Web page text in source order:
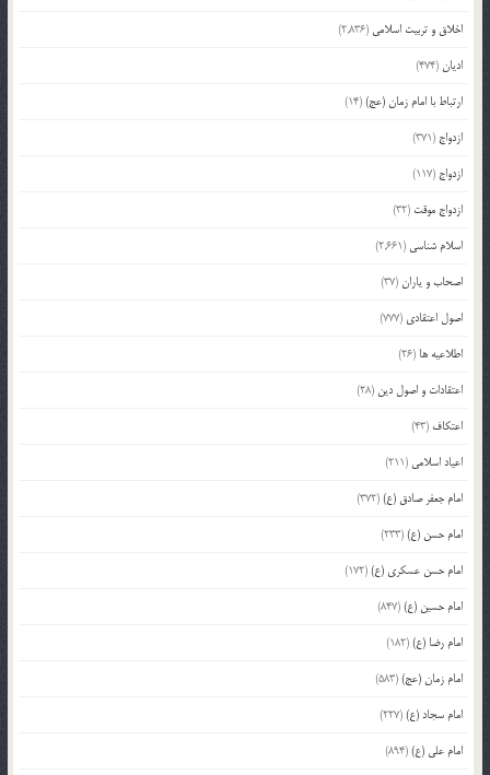
اخلاق و تربیت اسلامی (2,836)
ادیان(474)
ارتباط با امام زمان (عج)(14)
ازدواج (371)
ازدواج (117)
ازدواج موقت (32)
اسلام شناسی (2,661)
اصحاب و یاران(37)
اصول اعتقادی (777)
اطلاعیه ها (26)
اعتقادات و اصول دین (28)
اعتکاف (43)
اعیاد اسلامی (211)
امام جعفر صادق (ع)(372)
امام حسن (ع)(233)
امام حسن عسکری (ع)(172)
امام حسین (ع)(847)
امام رضا (ع)(182)
امام زمان (عج)(583)
امام سجاد (ع)(227)
امام علی (ع)(894)